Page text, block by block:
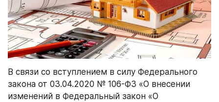
В связи со вступлением в силу Федерального
закона от 03.04.2020 № 106-ФЗ «О внесении
изменений в Федеральный закон «О